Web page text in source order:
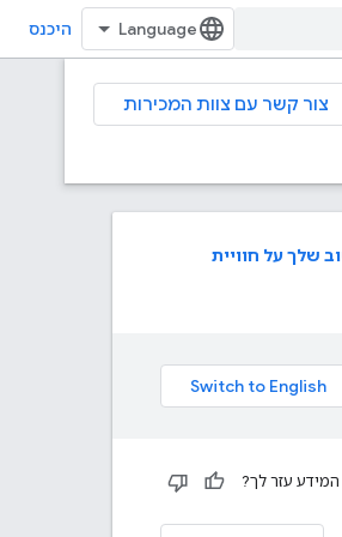
היכנס
צור קשר עם צוות המכירות
שלך על חוויית
המידע עזר לך?